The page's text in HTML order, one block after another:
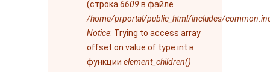
(строка 6609 в файле
/home/prportal/public_html/includes/
Notice: Trying to access array
offset on value of type int в
функции element_children()